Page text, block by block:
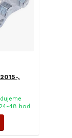
,
48 hod